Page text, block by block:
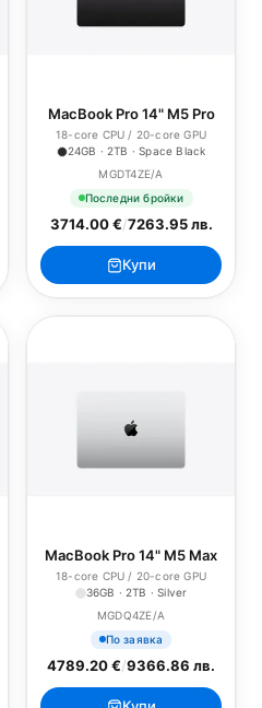
MacBook Pro 14" M5 Pro
18-core CPU / 20-core GPU
24GB · 2TB · Space Black
MGDT4ZE/A
Последни бройки
3714.00 €/7263.95 лв.
Купи
MacBook Pro 14" M5 Max
18-core CPU / 20-core GPU
36GB · 2TB · Silver
MGDQ4ZE/A
По заявка
4789.20 €/9366.86 лв.